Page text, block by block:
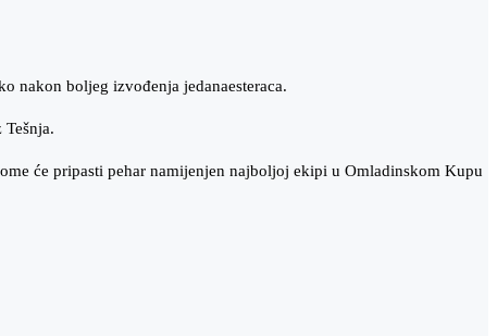
nakon boljeg izvođenja jedanaesteraca.
će pripasti pehar namijenjen najboljoj ekipi u Omladinskom Kupu